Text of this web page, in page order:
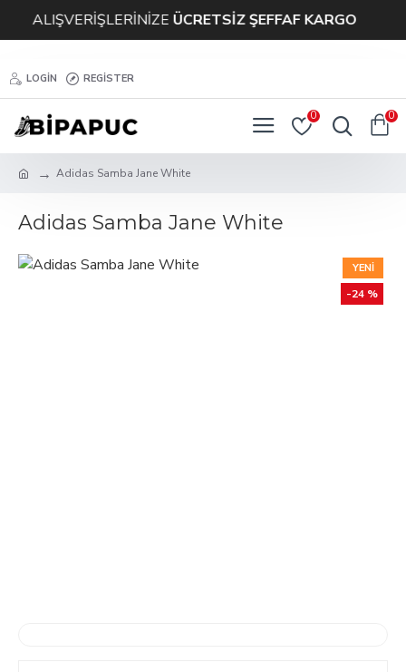
ALIŞVERİŞLERİNİZEÜCRETSİZ ŞEFFAF KARGO
LOGIN REGISTER
0 0
Adidas Samba Jane White
Adidas Samba Jane White
YENI
-24 %